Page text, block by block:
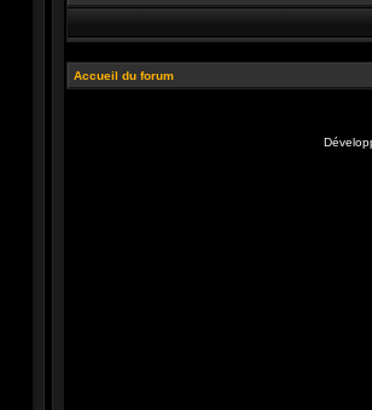
Accueil du forum